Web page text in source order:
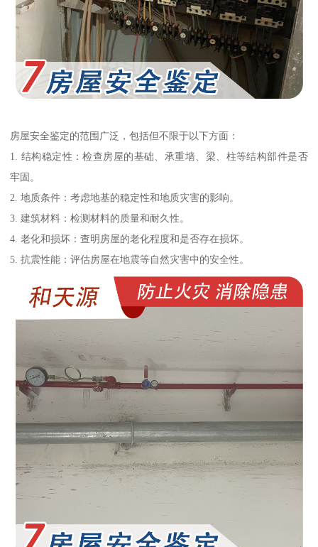
房屋安全鉴定的范围广泛，包括但不限于以下方面：
1. 结构稳定性：检查房屋的基础、承重墙、梁、柱等结构部件是否
牢固。
2. 地质条件：考虑地基的稳定性和地质灾害的影响。
3. 建筑材料：检测材料的质量和耐久性。
4. 老化和损坏：查明房屋的老化程度和是否存在损坏。
5. 抗震性能：评估房屋在地震等自然灾害中的安全性。